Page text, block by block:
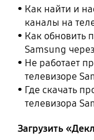
Как найти и
каналы на
Как обновить
Samsung
Не работает
телевизоре
Где скачать
телевизора
Загрузить